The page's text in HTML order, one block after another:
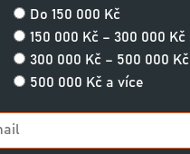
Do 150 000 Kč
150 000 Kč – 300 000 Kč
300 000 Kč – 500 000 Kč
500 000 Kč a více